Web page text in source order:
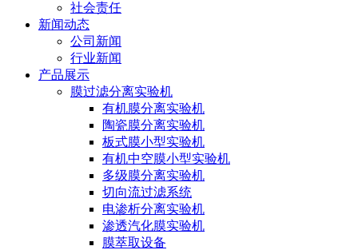
社会责任
新闻动态
公司新闻
行业新闻
产品展示
膜过滤分离实验机
有机膜分离实验机
陶瓷膜分离实验机
板式膜小型实验机
有机中空膜小型实验机
多级膜分离实验机
切向流过滤系统
电渗析分离实验机
渗透汽化膜实验机
膜萃取设备